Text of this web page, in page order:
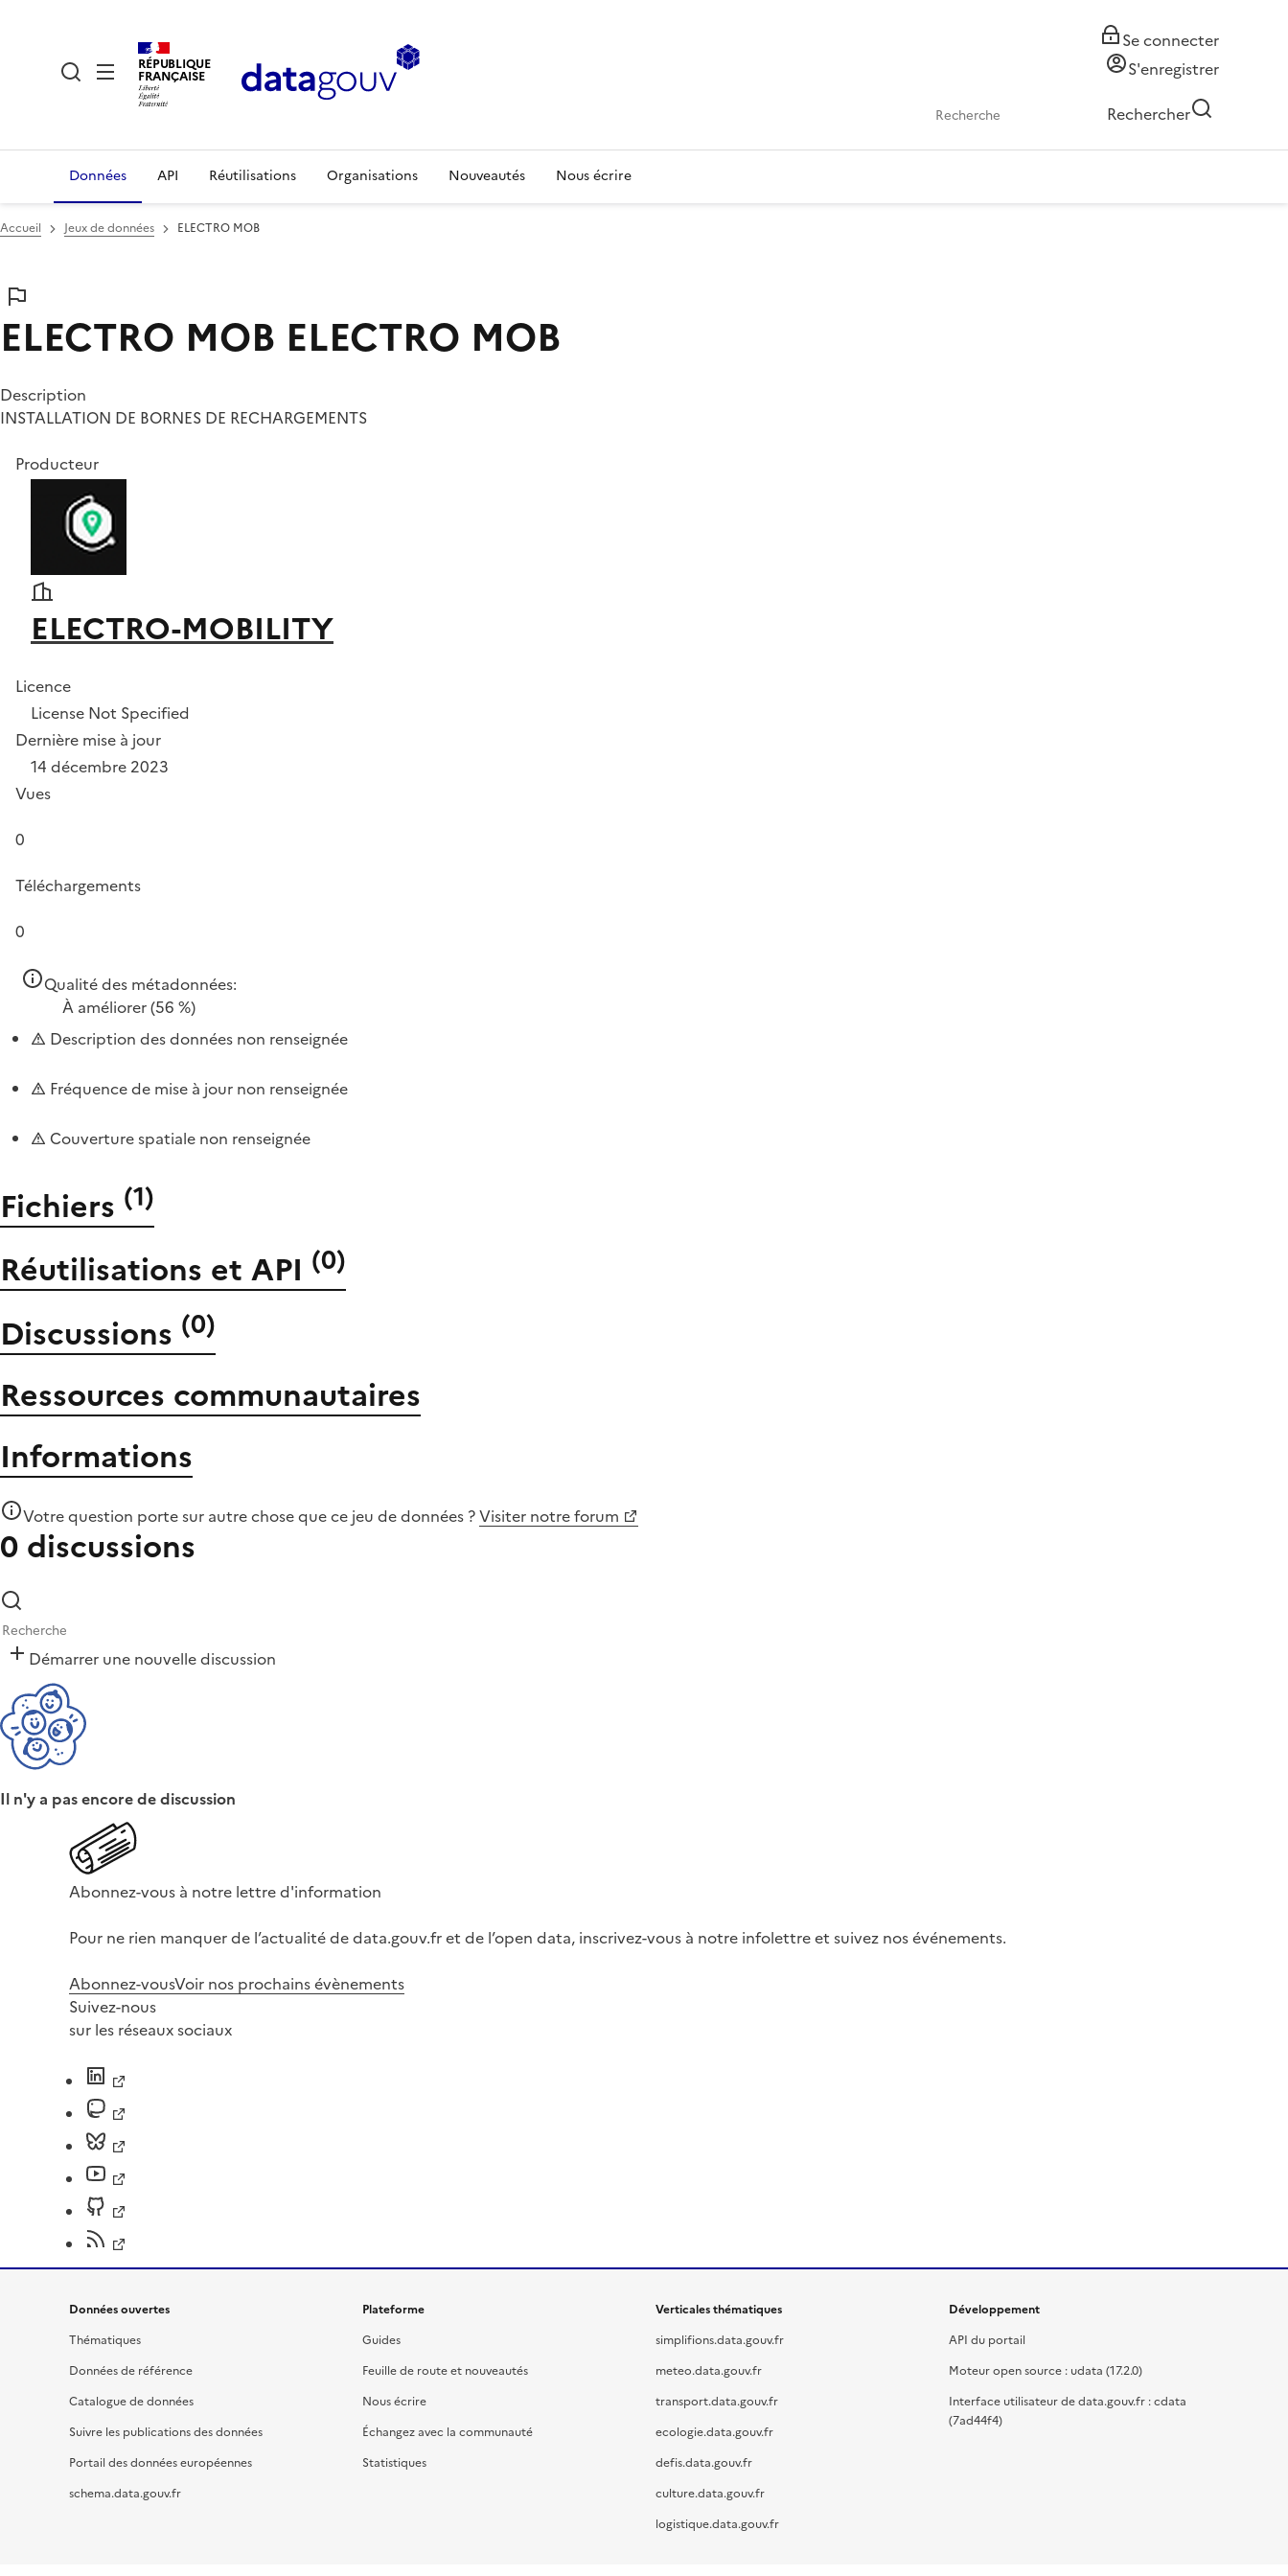
RÉPUBLIQUE
FRANÇAISE
Se connecter
S'enregistrer
Rechercher
Données API Réutilisations Organisations Nouveautés Nous écrire
Accueil Jeux de données ELECTRO MOB
ELECTRO MOB ELECTRO MOB
Description
INSTALLATION DE BORNES DE RECHARGEMENTS
Producteur
ELECTRO-MOBILITY
Licence
License Not Specified
Dernière mise à jour
14 décembre 2023
Vues
0
Téléchargements
0
Qualité des métadonnées:
À améliorer(56 %)
Description des données non renseignée
Fréquence de mise à jour non renseignée
Couverture spatiale non renseignée
Fichiers (1)
Réutilisations et API (0)
Discussions (0)
Ressources communautaires
Informations
Votre question porte sur autre chose quece jeu de données ?Visiter notre forum
0 discussions
Démarrer une nouvelle discussion
Il n'y a pas encore de discussion
Abonnez-vous à notre lettre d'information
Pour ne rien manquer de l’actualité de data.gouv.fr et de l’open data, inscrivez-vous à notre infolettre et suivez nos événements.
Abonnez-vousVoir nos prochains évènements
Suivez-nous
sur les réseaux sociaux
Données ouvertes
Thématiques
Données de référence
Catalogue de données
Suivre les publications des données
Portail des données européennes
schema.data.gouv.fr
Plateforme
Guides
Feuille de route et nouveautés
Nous écrire
Échangez avec la communauté
Statistiques
Verticales thématiques
simplifions.data.gouv.fr
meteo.data.gouv.fr
transport.data.gouv.fr
ecologie.data.gouv.fr
defis.data.gouv.fr
culture.data.gouv.fr
logistique.data.gouv.fr
Développement
API du portail
Moteur open source : udata (17.2.0)
Interface utilisateur de data.gouv.fr : cdata
(7ad44f4)